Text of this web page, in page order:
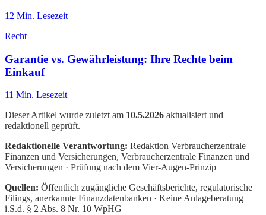
12 Min. Lesezeit
Recht
Garantie vs. Gewährleistung: Ihre Rechte beim
Einkauf
11 Min. Lesezeit
Dieser Artikel wurde zuletzt am 10.5.2026 aktualisiert und
redaktionell geprüft.
Redaktionelle Verantwortung: Redaktion Verbraucherzentrale
Finanzen und Versicherungen, Verbraucherzentrale Finanzen und
Versicherungen · Prüfung nach dem Vier-Augen-Prinzip
Quellen: Öffentlich zugängliche Geschäftsberichte, regulatorische
Filings, anerkannte Finanzdatenbanken · Keine Anlageberatung
i.S.d. § 2 Abs. 8 Nr. 10 WpHG